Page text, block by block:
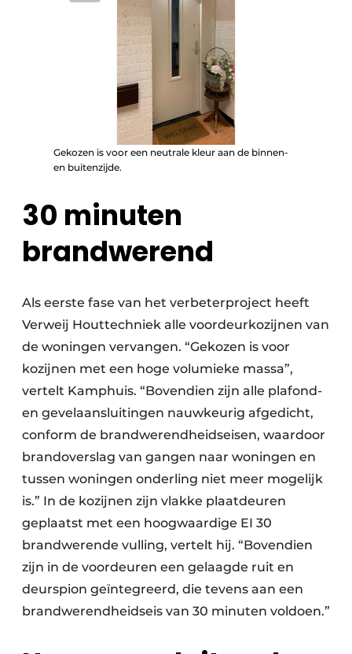
Gekozen is voor een neutrale kleur aan de binnen-
en buitenzijde.
30 minuten
brandwerend
Als eerste fase van het verbeterproject heeft
Verweij Houttechniek alle voordeurkozijnen van
de woningen vervangen. “Gekozen is voor
kozijnen met een hoge volumieke massa”,
vertelt Kamphuis. “Bovendien zijn alle plafond-
en gevelaansluitingen nauwkeurig afgedicht,
conform de brandwerendheidseisen, waardoor
brandoverslag van gangen naar woningen en
tussen woningen onderling niet meer mogelijk
is.” In de kozijnen zijn vlakke plaatdeuren
geplaatst met een hoogwaardige EI 30
brandwerende vulling, vertelt hij. “Bovendien
zijn in de voordeuren een gelaagde ruit en
deurspion geïntegreerd, die tevens aan een
brandwerendheidseis van 30 minuten voldoen.”